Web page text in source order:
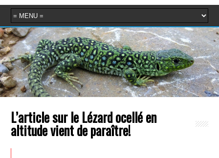
L’article sur le Lézard ocellé en
altitude vient de paraître!